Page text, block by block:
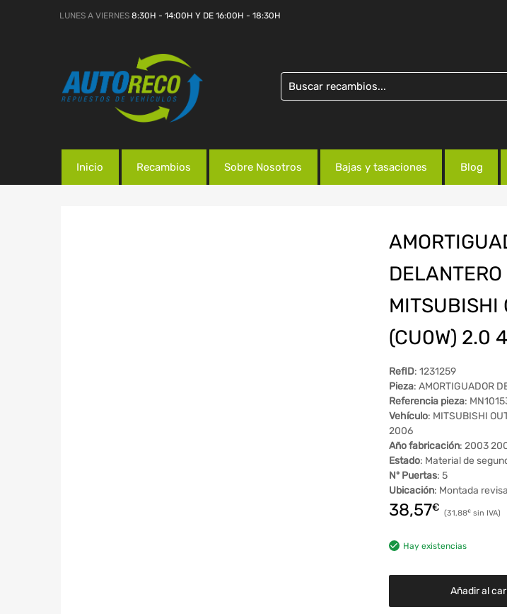
LUNES A VIERNES 8:30H - 14:00H Y DE 16:00H - 18:30H
Inicio Recambios Sobre Nosotros Bajas y tasaciones Blog
MITSUBISHI
(CU0W) 2.0
RefID: 1231259
Pieza: AMORTIGUADOR
Referencia pieza:
Vehículo: MITSUBISHI
2006
Año fabricación: 2003
Estado: Material de
Nº Puertas: 5
Ubicación: Montada
38,57€ 31,88€
Hay existencias
Añadir al